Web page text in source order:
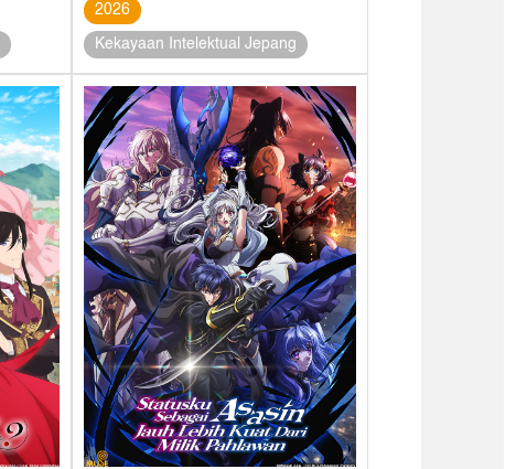
2026
Kekayaan Intelektual Jepang